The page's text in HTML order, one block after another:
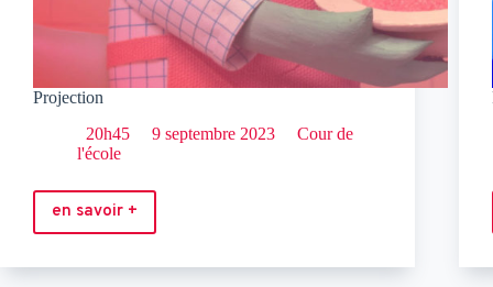
Projection
20h45
9 septembre 2023
Cour de
l'école
en savoir +
Projection